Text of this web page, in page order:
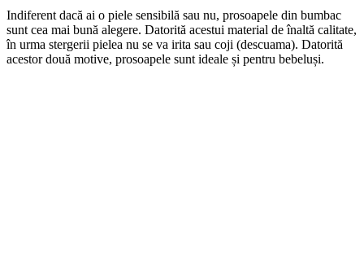
Indiferent dacă ai o piele sensibilă sau nu, prosoapele din bumbac
sunt cea mai bună alegere. Datorită acestui material de înaltă calitate,
în urma stergerii pielea nu se va irita sau coji (descuama). Datorită
acestor două motive, prosoapele sunt ideale și pentru bebeluși.